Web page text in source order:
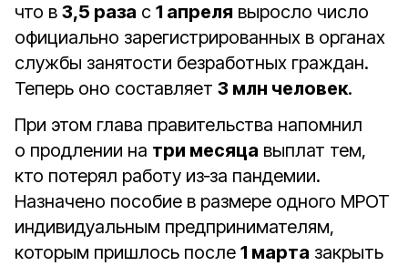
что в 3,5 раза с 1 апреля выросло число
официально зарегистрированных в органах
службы занятости безработных граждан.
Теперь оно составляет 3 млн человек.
При этом глава правительства напомнил
о продлении на три месяца выплат тем,
кто потерял работу из‑за пандемии.
Назначено пособие в размере одного МРОТ
индивидуальным предпринимателям,
которым пришлось после 1 марта закрыть